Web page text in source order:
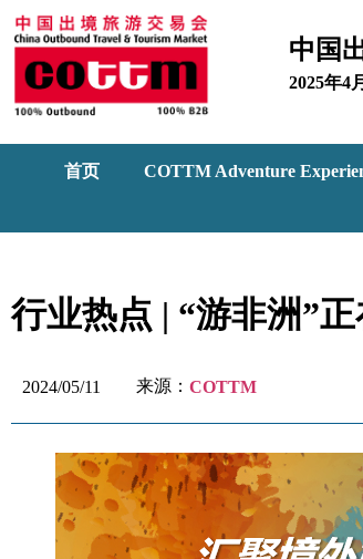
中国
2025年4
首页 COTTM Adventure
行业热点 | “游非洲”
2024/05/11 来源： COTTM